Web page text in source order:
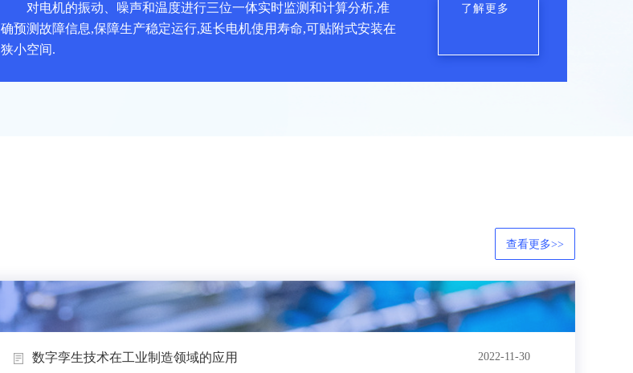
对电机的振动、噪声和温度进行三位一体实时监测和计算分析,准
确预测故障信息,保障生产稳定运行,延长电机使用寿命,可贴附式安装在
狭小空间.
了解更多
查看更多>>
数字孪生技术在工业制造领域的应用 2022-11-30